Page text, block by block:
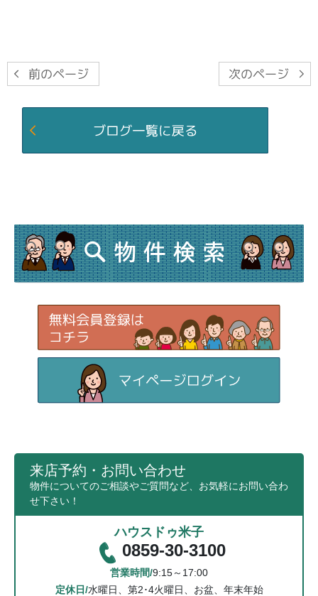
来店予約・お問い合わせ
物件についてのご相談やご質問など、お気軽にお問い合わ
せ下さい！
ハウスドゥ米子
0859-30-3100
営業時間/9:15～17:00
定休日/水曜日、第2･4火曜日、お盆、年末年始